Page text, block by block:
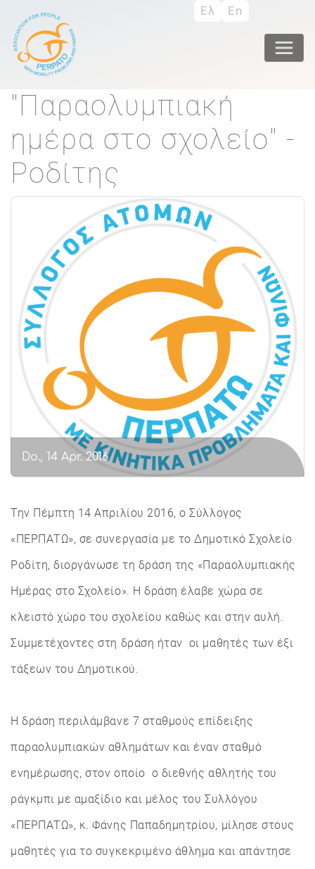
Ελ En
"Παραολυμπιακή
ημέρα στο σχολείο" -
Ροδίτης
Do., 14 Apr. 2016
Την Πέμπτη 14 Απριλίου 2016, ο Σύλλογος
«ΠΕΡΠΑΤΩ», σε συνεργασία με το Δημοτικό Σχολείο
Ροδίτη, διοργάνωσε τη δράση της «Παραολυμπιακής
Ημέρας στο Σχολείο». Η δράση έλαβε χώρα σε
κλειστό χώρο του σχολείου καθώς και στην αυλή.
Συμμετέχοντες στη δράση ήταν οι μαθητές των έξι
τάξεων του Δημοτικού.
Η δράση περιλάμβανε 7 σταθμούς επίδειξης
παραολυμπιακών αθλημάτων και έναν σταθμό
ενημέρωσης, στον οποίο ο διεθνής αθλητής του
ράγκμπι με αμαξίδιο και μέλος του Συλλόγου
«ΠΕΡΠΑΤΩ», κ. Φάνης Παπαδημητρίου, μίλησε στους
μαθητές για το συγκεκριμένο άθλημα και απάντησε